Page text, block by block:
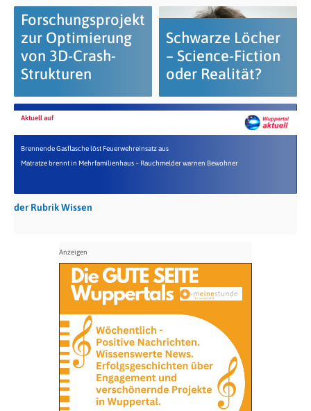
Forschungsprojekt
zur Optimierung
von 3D-Crash-
Strukturen
Schwarze Löcher
– Science-Fiction
oder Realität?
Aktuell auf
Brennende Gasflasche löst Feuerwehreinsatz aus
Matratze brennt in Mehrfamilienhaus – Rauchmelder warnen Bewohner
der Rubrik Wissen